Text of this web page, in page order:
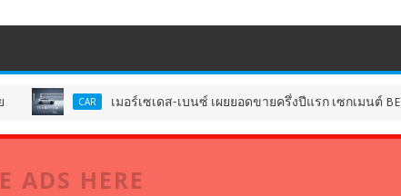
เมอร์เซเดส-เบนซ์ เผยยอดขายครึ่งปีแรก เซกเมนต์ BEV ในไทยเติ
ADS HERE